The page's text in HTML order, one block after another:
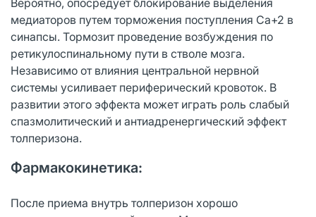
медиаторов путем торможения поступления Са+2 в
синапсы. Тормозит проведение возбуждения по
ретикулоспинальному пути в стволе мозга.
Независимо от влияния центральной нервной
системы усиливает периферический кровоток. В
развитии этого эффекта может играть роль слабый
спазмолитический и антиадренергический эффект
толперизона.
Фармакокинетика:
После приема внутрь толперизон хорошо